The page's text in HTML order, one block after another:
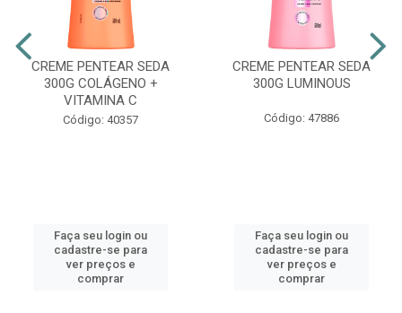
CREME PENTEAR SEDA
300G COLÁGENO +
VITAMINA C
Código: 40357
Faça seu login ou
cadastre-se para
ver preços e
comprar
CREME PENTEAR SEDA
300G LUMINOUS
Código: 47886
Faça seu login ou
cadastre-se para
ver preços e
comprar